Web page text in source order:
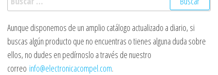
Aunque disponemos de un amplio catálogo actualizado a diario, si
buscas algún producto que no encuentras o tienes alguna duda sobre
ellos, no dudes en pedírnoslo a través de nuestro
correo info@electronicacompel.com.